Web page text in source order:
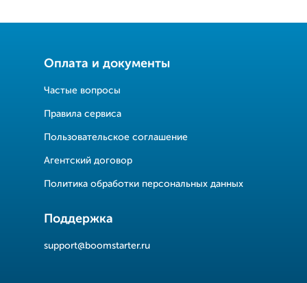
Оплата и документы
Частые вопросы
Правила сервиса
Пользовательское соглашение
Агентский договор
Политика обработки персональных данных
Поддержка
support@boomstarter.ru